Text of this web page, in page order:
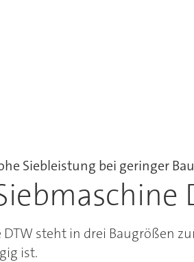
Siebleistung bei geringer
steht in drei Baugrößen
ist.